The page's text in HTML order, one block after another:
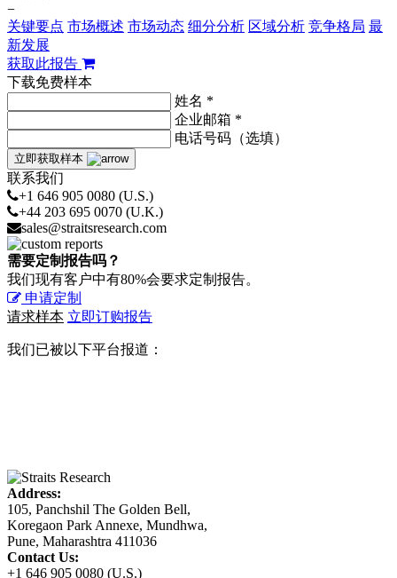
−
关键要点 市场概述 市场动态 细分分析 区域分析 竞争格局 最
新发展
获取此报告
下载免费样本
姓名 *
企业邮箱 *
电话号码（选填）
立即获取样本
联系我们
+1 646 905 0080 (U.S.)
+44 203 695 0070 (U.K.)
sales@straitsresearch.com
需要定制报告吗？
我们现有客户中有80%会要求定制报告。
申请定制
请求样本 立即订购报告
我们已被以下平台报道：
Address:
105, Panchshil The Golden Bell,
Koregaon Park Annexe, Mundhwa,
Pune, Maharashtra 411036
Contact Us:
+1 646 905 0080 (U.S.)